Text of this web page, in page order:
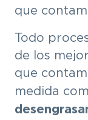
que
Todo
de los
que
medida